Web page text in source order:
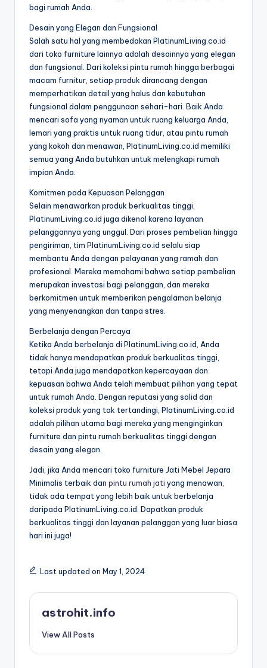
bagi rumah Anda.
Desain yang Elegan dan Fungsional
Salah satu hal yang membedakan PlatinumLiving.co.id
dari toko furniture lainnya adalah desainnya yang elegan
dan fungsional. Dari koleksi pintu rumah hingga berbagai
macam furnitur, setiap produk dirancang dengan
memperhatikan detail yang halus dan kebutuhan
fungsional dalam penggunaan sehari-hari. Baik Anda
mencari sofa yang nyaman untuk ruang keluarga Anda,
lemari yang praktis untuk ruang tidur, atau pintu rumah
yang kokoh dan menawan, PlatinumLiving.co.id memiliki
semua yang Anda butuhkan untuk melengkapi rumah
impian Anda.
Komitmen pada Kepuasan Pelanggan
Selain menawarkan produk berkualitas tinggi,
PlatinumLiving.co.id juga dikenal karena layanan
pelanggannya yang unggul. Dari proses pembelian hingga
pengiriman, tim PlatinumLiving.co.id selalu siap
membantu Anda dengan pelayanan yang ramah dan
profesional. Mereka memahami bahwa setiap pembelian
merupakan investasi bagi pelanggan, dan mereka
berkomitmen untuk memberikan pengalaman belanja
yang menyenangkan dan tanpa stres.
Berbelanja dengan Percaya
Ketika Anda berbelanja di PlatinumLiving.co.id, Anda
tidak hanya mendapatkan produk berkualitas tinggi,
tetapi Anda juga mendapatkan kepercayaan dan
kepuasan bahwa Anda telah membuat pilihan yang tepat
untuk rumah Anda. Dengan reputasi yang solid dan
koleksi produk yang tak tertandingi, PlatinumLiving.co.id
adalah pilihan utama bagi mereka yang menginginkan
furniture dan pintu rumah berkualitas tinggi dengan
desain yang elegan.
Jadi, jika Anda mencari toko furniture Jati Mebel Jepara
Minimalis terbaik dan pintu rumah jati yang menawan,
tidak ada tempat yang lebih baik untuk berbelanja
daripada PlatinumLiving.co.id. Dapatkan produk
berkualitas tinggi dan layanan pelanggan yang luar biasa
hari ini juga!
Last updated on May 1, 2024
astrohit.info
View All Posts